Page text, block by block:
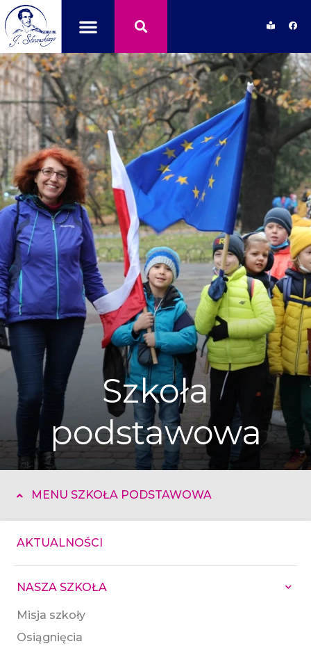
Szkoła
podstawowa
MENU SZKOŁA PODSTAWOWA
AKTUALNOŚCI
NASZA SZKOŁA
Misja szkoły
Osiągnięcia